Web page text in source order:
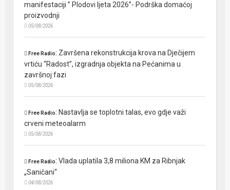
manifestaciji ” Plodovi ljeta 2026”- Podrška domaćoj
proizvodnji
05/08/2026
Free Radio: Završena rekonstrukcija krova na Dječijem
vrtiću “Radost”, izgradnja objekta na Pećanima u
završnoj fazi
05/08/2026
Free Radio: Nastavlja se toplotni talas, evo gdje važi
crveni meteoalarm
05/08/2026
Free Radio:Vlada uplatila 3,8 miliona KM za Ribnjak
„Saničani“
04/08/2026